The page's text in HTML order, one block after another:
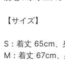
【サイズ】
S：着丈 65cm、
M：着丈 67cm、